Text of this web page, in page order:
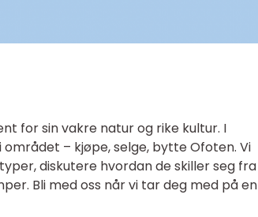
for sin vakre natur og rike kultur. I
– kjøpe, selge, bytte Ofoten. Vi
diskutere hvordan de skiller seg fra
Bli med oss når vi tar deg med på en